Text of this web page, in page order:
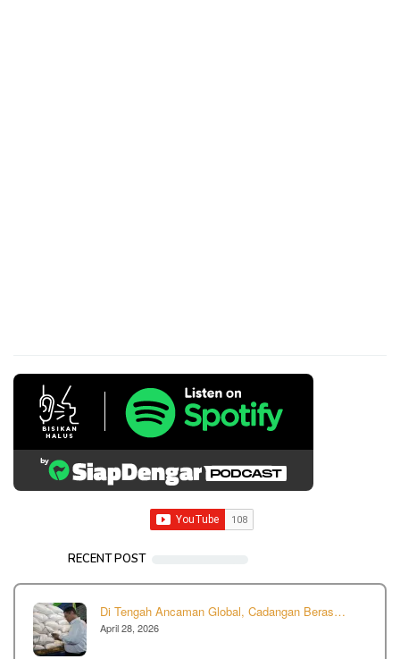
RECENT POST
Di Tengah Ancaman Global, Cadangan Beras…
April 28, 2026